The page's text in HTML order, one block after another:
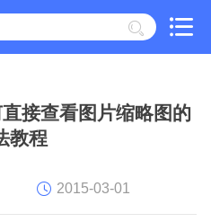
接查看图片缩略图的
教程
2015-03-01